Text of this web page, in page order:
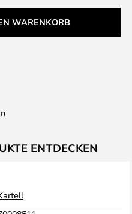
WARENKORB
ENTDECKEN